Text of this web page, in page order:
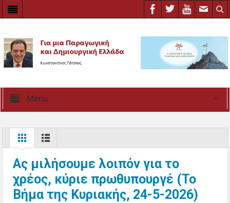
Menu
Ας μιλήσουμε λοιπόν για το
χρέος, κύριε πρωθυπουργέ (Το
Βήμα της Κυριακής, 24-5-2026)